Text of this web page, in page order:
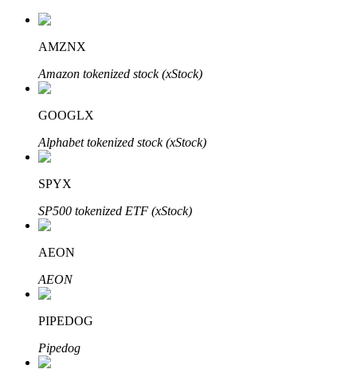
Inversión automática
Obtenga ganancias a largo plazo e intereses flexibles
Aprender Staking
Obtenga más información sobre cómo obtener ingresos pasivos
AMZNX
Amazon tokenized stock (xStock)
GOOGLX
Alphabet tokenized stock (xStock)
SPYX
SP500 tokenized ETF (xStock)
AEON
AEON
PIPEDOG
Pipedog